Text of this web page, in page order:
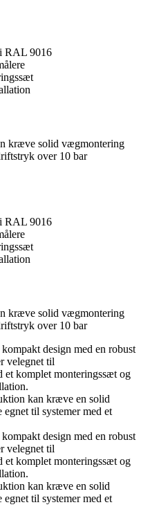
RAL 9016
kræve solid vægmontering
over 10 bar
RAL 9016
kræve solid vægmontering
over 10 bar
design med en robust
velegnet til
et komplet monteringssæt og
kan kræve en solid
til systemer med et
design med en robust
velegnet til
et komplet monteringssæt og
kan kræve en solid
til systemer med et